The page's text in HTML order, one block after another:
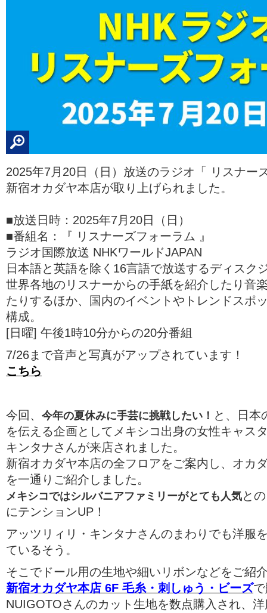
2025年7月20日（日）放送のラジオ「 リスナー
新宿オカダヤ本店が取り上げられました。
■放送日時：2025年7月20日（日）
■番組名：『 リスナーズフォーラム 』
ラジオ国際放送 NHKワールドJAPAN
日本語と英語を除く16言語で放送するディスク
世界各地のリスナーからの手紙を紹介したり音
たりするほか、国内のイベントやトレンドスポ
構成。
[日曜] 午後1時10分からの20分番組
7/26まで音声と写真がアップされています！
こちら
今回、 今年の夏休みに手芸に挑戦したい！ と、日本
を伝える企画としてメキシコ出身の女性キャス
キンタナさんが来店されました。
新宿オカダヤ本店の全フロアをご案内し、オカ
を一通りご紹介しました。
メキシコではシルバニアファミリーがとても人気と
にテンションUP！
アッツリィリ・キンタナさんのまわりでも洋服
ているそう。
そこでドール用の生地や細いリボンなどをご紹
新宿オカダヤ本店 6F 毛糸・刺しゅう・ビーズ
NUIGOTOさんのカット生地を数点購入され、